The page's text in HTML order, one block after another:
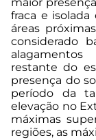
fraca e
áreas
considerado
restante do
presença do
período da
elevação no
máximas
regiões, as